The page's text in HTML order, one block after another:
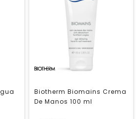
Biotherm Biomains Crema
De Manos 100 ml